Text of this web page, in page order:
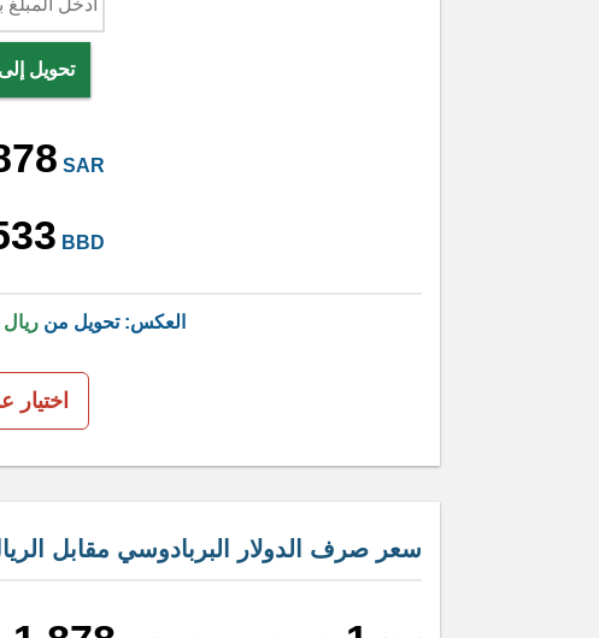
تحويل
SAR
BBD
العكس: تحويل من
سعر صرف الدولار البربادوسي مقابل